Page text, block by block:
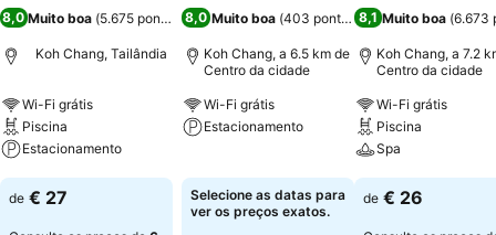
8,0 Muito boa (5.675 pontuações)
Koh Chang, Tailândia
Wi-Fi grátis
Piscina
Estacionamento
Ver preços
de € 27
8,0 Muito boa (403 pontuações)
Koh Chang, a 6.5 km de
Centro da cidade
Wi-Fi grátis
Estacionamento
Selecione as datas para
ver os preços exatos.
8,1 Muito boa (6.673
Koh Chang, a 7.2
Centro da cidade
Wi-Fi grátis
Piscina
Spa
Ver preços
de € 26